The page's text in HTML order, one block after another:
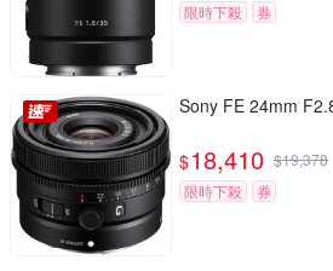
限時下殺
券
Sony FE 24mm
$18,410 $19,378
限時下殺
券